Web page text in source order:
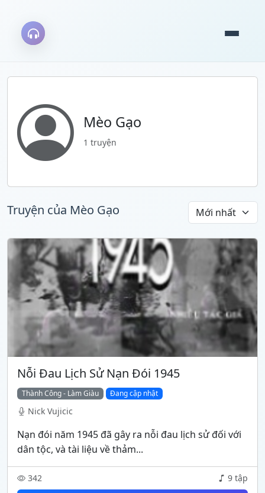
Mèo Gạo
1 truyện
Truyện của Mèo Gạo
Nỗi Đau Lịch Sử Nạn Đói 1945
Thành Công - Làm Giàu Đang cập nhật
Nick Vujicic
Nạn đói năm 1945 đã gây ra nỗi đau lịch sử đối với
dân tộc, và tài liệu về thảm...
342 9 tập